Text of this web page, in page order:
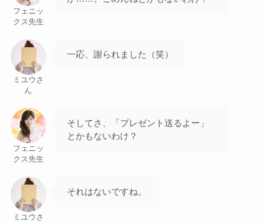
フェニッ
クス先生
ミユウさ
ん
一応、謝られました（笑）
フェニッ
クス先生
そしてさ、「プレゼント送るよー」
とかもないわけ？
ミユウさ
それはないですね。